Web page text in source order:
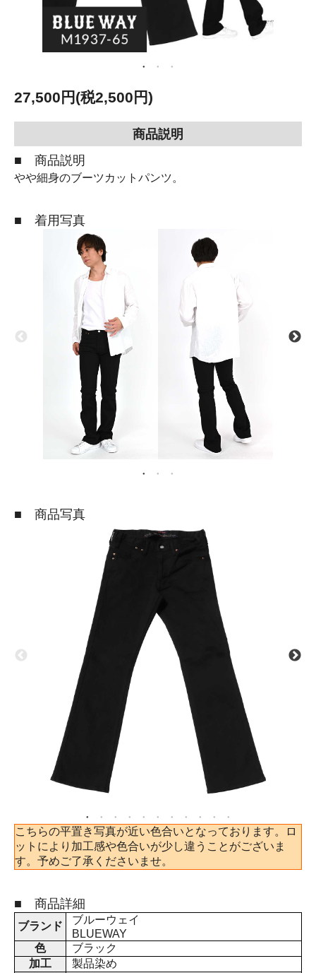
27,500円(税2,500円)
商品説明
■ 商品説明
やや細身のブーツカットパンツ。
■ 着用写真
■ 商品写真
こちらの平置き写真が近い色合いとなっております。ロ
ットにより加工感や色合いが少し違うことがございま
す。予めご了承くださいませ。
■ 商品詳細
ブランド
ブルーウェイ
BLUEWAY
色
ブラック
加工
製品染め